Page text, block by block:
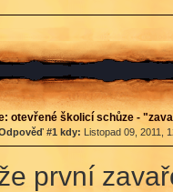
otevřené školicí schůze -
#1 kdy: Listopad 09, 2011,
první